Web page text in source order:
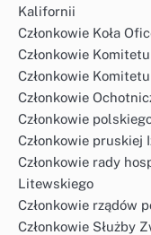
Kalifornii
Członkowie Koła
Członkowie
Członkowie
Członkowie
Członkowie
Członkowie pruskiej
Członkowie rady
Litewskiego
Członkowie rządów
Członkowie Służby